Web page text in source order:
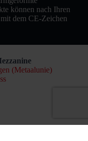
können nach Ihren
dem CE-Zeichen
(Metaalunie)